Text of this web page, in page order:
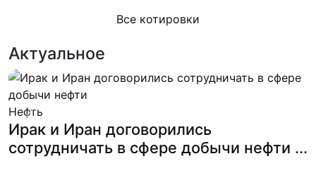
Все котировки
Актуальное
Нефть
Ирак и Иран договорились
сотрудничать в сфере добычи нефти ...
Previous